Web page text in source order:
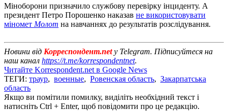
Міноборони призначило службову перевірку інциденту. А
президент Петро Порошенко наказав не використовувати
міномет Молот на навчаннях до результатів розслідування.
Новини від Корреспондент.netу Telegram. Підписуйтеся на
наш канал https://t.me/korrespondentnet.
Читайте Korrespondent.net в Google News
ТЕГИ: траур, военные, Ровенская область, Закарпатська
область
Якщо ви помітили помилку, виділіть необхідний текст і
натисніть Ctrl + Enter, щоб повідомити про це редакцію.